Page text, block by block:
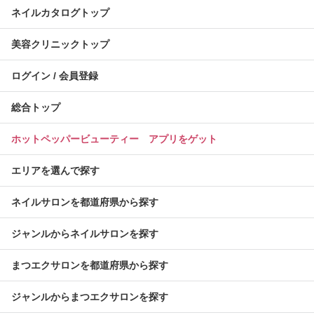
ネイルカタログトップ
美容クリニックトップ
ログイン / 会員登録
総合トップ
ホットペッパービューティー アプリをゲット
エリアを選んで探す
ネイルサロンを都道府県から探す
ジャンルからネイルサロンを探す
まつエクサロンを都道府県から探す
ジャンルからまつエクサロンを探す